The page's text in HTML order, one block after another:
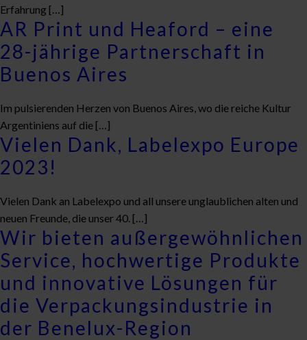
Erfahrung […]
AR Print und Heaford – eine
28-jährige Partnerschaft in
Buenos Aires
Im pulsierenden Herzen von Buenos Aires, wo die reiche Kultur
Argentiniens auf die […]
Vielen Dank, Labelexpo Europe
2023!
Vielen Dank an Labelexpo und all unsere unglaublichen alten und
neuen Freunde, die unser 40. […]
Wir bieten außergewöhnlichen
Service, hochwertige Produkte
und innovative Lösungen für
die Verpackungsindustrie in
der Benelux-Region